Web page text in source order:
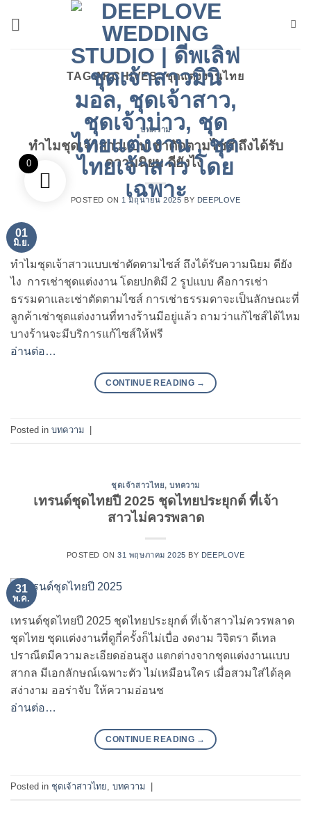
TAG ARCHIVES:ชุดแต่งงานไทย
บทความ
ทำไมชุดเจ้าสาวแบบเช่าตัดตามไซส์ ถึงได้รับ
ความนิยม ดียังไง
POSTED ON 1 มิถุนายน 2025 BY DEEPLOVE
01
มิ.ย.
ทำไมชุดเจ้าสาวแบบเช่าตัดตามไซส์ ถึงได้รับความนิยม ดียัง
ไง การเช่าชุดแต่งงาน โดยปกติมี 2 รูปแบบ คือการเช่า
ธรรมดาและเช่าตัดตามไซส์ การเช่าธรรมดาจะเป็นลักษณะที่
ลูกค้าเช่าชุดแต่งงานที่ทางร้านมีอยู่แล้ว ถามว่าแก้ไซส์ได้ไหม
บางร้านจะมีบริการแก้ไซส์ให้ฟรี
อ่านต่อ…
CONTINUE READING →
Posted in บทความ
ชุดเจ้าสาวไทย,บทความ
เทรนด์ชุดไทยปี 2025 ชุดไทยประยุกต์ ที่เจ้า
สาวไม่ควรพลาด
POSTED ON31 พฤษภาคม 2025 BY DEEPLOVE
31
พ.ค.
เทรนด์ชุดไทยปี 2025 ชุดไทยประยุกต์ ที่เจ้าสาวไม่ควรพลาด
ชุดไทย ชุดแต่งงานที่ดูกี่ครั้งก็ไม่เบื่อ งดงาม วิจิตรา ดีเทล
ปราณีตมีความละเอียดอ่อนสูง แตกต่างจากชุดแต่งงานแบบ
สากล มีเอกลักษณ์เฉพาะตัว ไม่เหมือนใคร เมื่อสวมใส่ได้ลุค
สง่างาม ออร่าจับ ให้ความอ่อนช
อ่านต่อ…
CONTINUE READING →
Posted in ชุดเจ้าสาวไทย บทความ
0